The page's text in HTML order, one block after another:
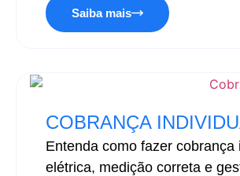
Saiba mais
COBRANÇA
Entenda como fazer
elétrica, medição correta e